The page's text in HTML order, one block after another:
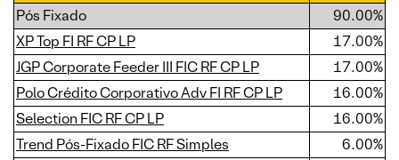
Pós Fixado
90.00%
XP Top FI RF CP LP
17.00%
JGP Corporate Feeder III FIC RF CP LP
17.00%
Polo Crédito Corporativo Adv FI RF CP LP
16.00%
Selection FIC RF CP LP
16.00%
Trend Pós-Fixado FIC RF Simples
6.00%